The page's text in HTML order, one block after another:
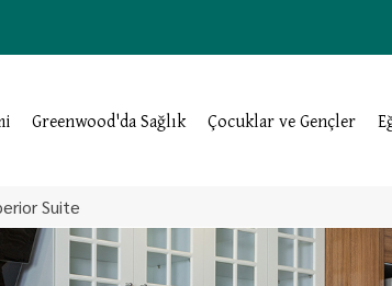
Greenwood'da Sağlık Çocuklar ve Gençler
Suite